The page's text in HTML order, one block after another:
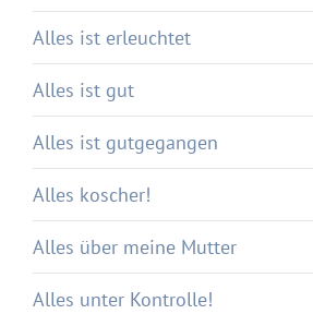
Alles ist erleuchtet
Alles ist gut
Alles ist gutgegangen
Alles koscher!
Alles über meine Mutter
Alles unter Kontrolle!